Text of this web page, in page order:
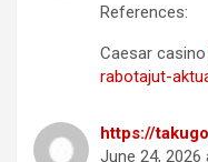
References:
Caesar casino
rabotajut-
https://
June 24, 2026